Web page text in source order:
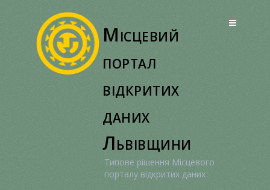
Місцевий
портал
відкритих
даних
Львівщини
Типове рішення Місцевого
порталу відкритих даних